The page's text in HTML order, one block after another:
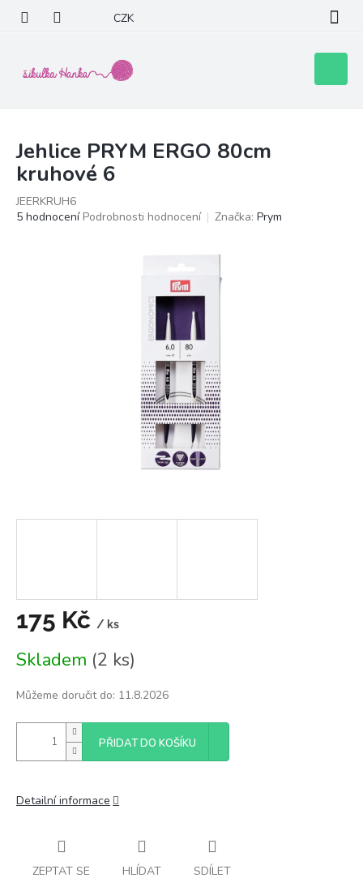
obsah
CZK
košík
Jehlice PRYM ERGO 80cm
kruhové 6
JEERKRUH6
Průměrné
5 hodnocení Podrobnosti hodnocení Značka: Prym
175 Kč / ks
cena:
Skladem (2 ks)
Můžeme doručit do: 11.8.2026
PŘIDAT DO KOŠÍKU
Detailní informace
ZEPTAT SE HLÍDAT SDÍLET